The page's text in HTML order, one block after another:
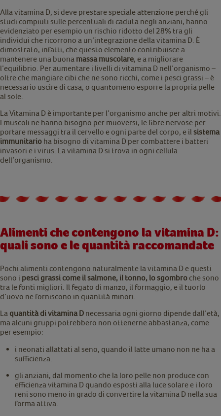
Alla vitamina D, si deve prestare speciale attenzione perché gli
studi compiuti sulle percentuali di caduta negli anziani, hanno
evidenziato per esempio un rischio ridotto del 28% tra gli
individui che ricorrono a un’integrazione della vitamina D. È
dimostrato, infatti, che questo elemento contribuisce a
mantenere una buona massa muscolare, e a migliorare
l’equilibrio. Per aumentare i livelli di vitamina D nell’organismo –
oltre che mangiare cibi che ne sono ricchi, come i pesci grassi – è
necessario uscire di casa, o quantomeno esporre la propria pelle
al sole.
La Vitamina D è importante per l’organismo anche per altri motivi.
I muscoli ne hanno bisogno per muoversi, le fibre nervose per
portare messaggi tra il cervello e ogni parte del corpo, e il sistema
immunitario ha bisogno di vitamina D per combattere i batteri
invasori e i virus. La vitamina D si trova in ogni cellula
dell’organismo.
Alimenti che contengono la vitamina D:
quali sono e le quantità raccomandate
Pochi alimenti contengono naturalmente la vitamina D e questi
sono i pesci grassi come il salmone, il tonno, lo sgombro che sono
tra le fonti migliori. Il fegato di manzo, il formaggio, e il tuorlo
d’uovo ne forniscono in quantità minori.
La quantità di vitamina D necessaria ogni giorno dipende dall’età,
ma alcuni gruppi potrebbero non ottenerne abbastanza, come
per esempio:
i neonati allattati al seno, quando il latte umano non ne ha a
sufficienza.
gli anziani, dal momento che la loro pelle non produce con
efficienza vitamina D quando esposti alla luce solare e i loro
reni sono meno in grado di convertire la vitamina D nella sua
forma attiva.